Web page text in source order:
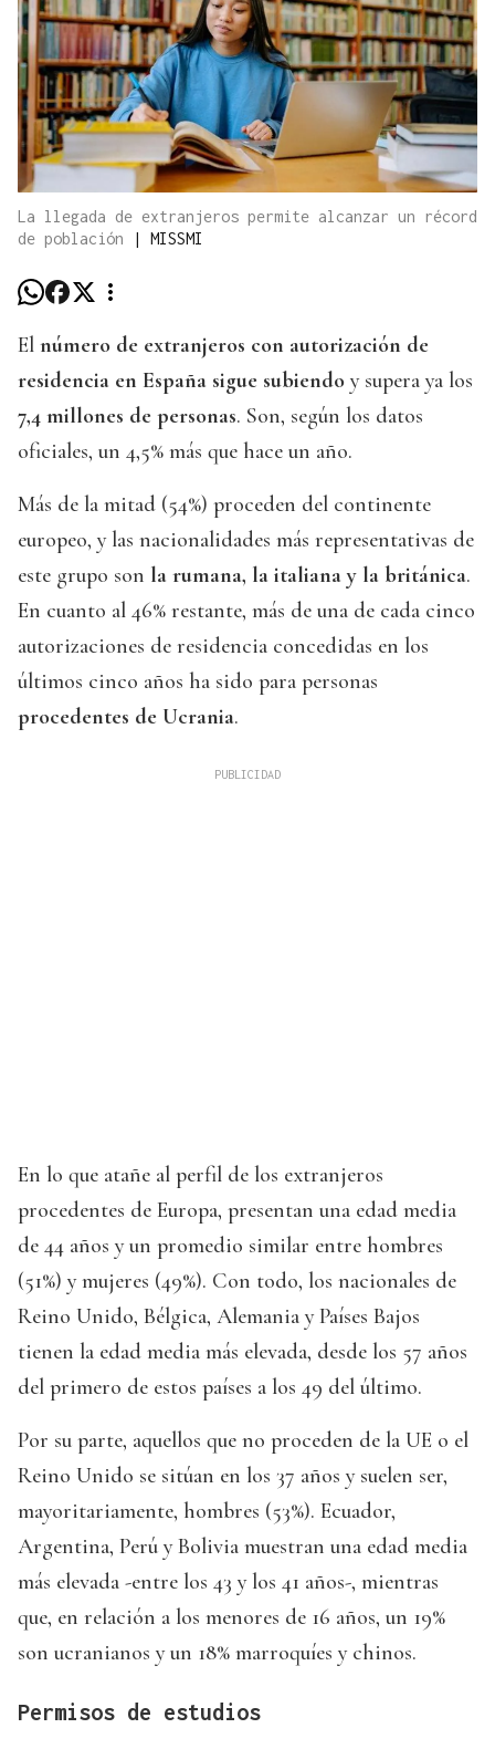
La llegada de extranjeros permite alcanzar un récord
de población
| MISSMI
El número de extranjeros con autorización de
residencia en España sigue subiendo y supera ya los
7,4 millones de personas. Son, según los datos
oficiales, un 4,5% más que hace un año.
Más de la mitad (54%) proceden del continente
europeo, y las nacionalidades más representativas de
este grupo son la rumana, la italiana y la británica.
En cuanto al 46% restante, más de una de cada cinco
autorizaciones de residencia concedidas en los
últimos cinco años ha sido para personas
procedentes de Ucrania.
En lo que atañe al perfil de los extranjeros
procedentes de Europa, presentan una edad media
de 44 años y un promedio similar entre hombres
(51%) y mujeres (49%). Con todo, los nacionales de
Reino Unido, Bélgica, Alemania y Países Bajos
tienen la edad media más elevada, desde los 57 años
del primero de estos países a los 49 del último.
Por su parte, aquellos que no proceden de la UE o el
Reino Unido se sitúan en los 37 años y suelen ser,
mayoritariamente, hombres (53%). Ecuador,
Argentina, Perú y Bolivia muestran una edad media
más elevada -entre los 43 y los 41 años-, mientras
que, en relación a los menores de 16 años, un 19%
son ucranianos y un 18% marroquíes y chinos.
Permisos de estudios